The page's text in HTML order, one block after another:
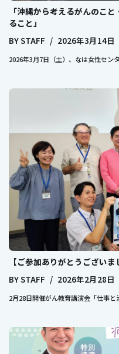
「沖縄から考えるがんのこ
ること」
BYSTAFF 2026年3月14日
2026年3月7日（土）、なは女性セン
【ご参加ありがとうございま
BYSTAFF 2026年2月28日
2月28日開催がん教育講演会「仕事